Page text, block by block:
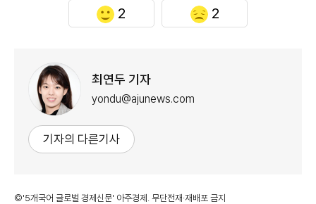
2 2
최연두 기자
yondu@ajunews.com
기자의 다른기사
©'5개국어 글로벌 경제신문' 아주경제. 무단전재·재배포 금지